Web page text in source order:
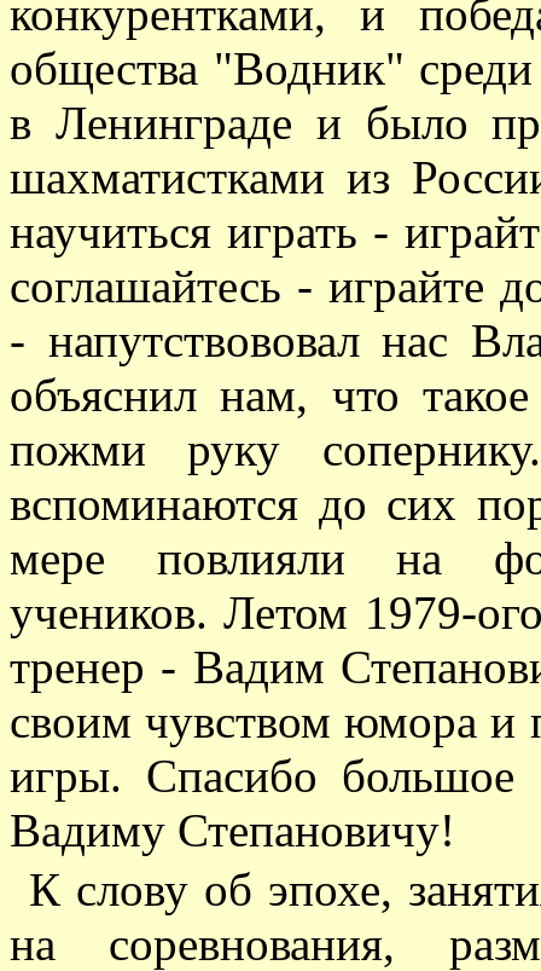
конкурентками, и
общества "Водник"
в Ленинграде и было
шахматистками из
научиться играть -
соглашайтесь - играйте
- напутствововал нас
объяснил нам, что
пожми руку
вспоминаются до сих
мере повлияли на
учеников. Летом 1979-
тренер - Вадим
своим чувством юмора и
игры. Спасибо большое
Вадиму Степановичу!
К слову об эпохе,
на соревнования,